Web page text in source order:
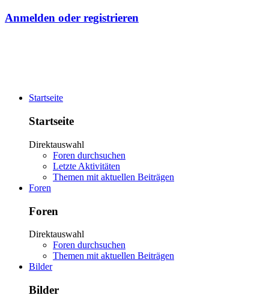
Anmelden oder registrieren
Startseite
Startseite
Direktauswahl
Foren durchsuchen
Letzte Aktivitäten
Themen mit aktuellen Beiträgen
Foren
Foren
Direktauswahl
Foren durchsuchen
Themen mit aktuellen Beiträgen
Bilder
Bilder